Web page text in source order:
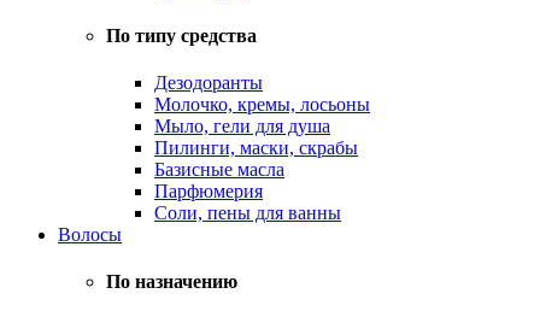
По типу средства
Дезодоранты
Молочко, кремы, лосьоны
Мыло, гели для душа
Пилинги, маски, скрабы
Базисные масла
Парфюмерия
Соли, пены для ванны
Волосы
По назначению